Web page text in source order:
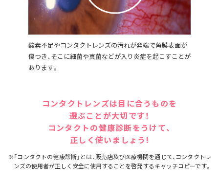
酸素不足やコンタクトレンズの汚れが発端で角膜表面が
傷つき、そこに細菌や真菌などが入り炎症を起こすことが
あります。
コンタクトレンズは目に合うものを
選ぶことが大切です！
コンタクトの健康診断をうけて、
正しく使いましょう!
※「コンタクトの健康診断」とは、販売店及び医療機関を通じて、コンタクトレ
ンズの使用者が正しく安全に使用することを啓発するキャッチコピーです。